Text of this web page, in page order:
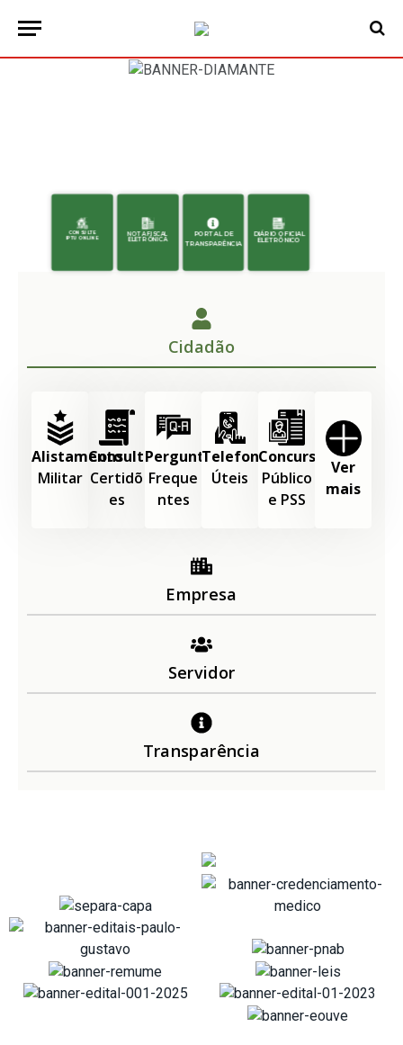
CONSULTE
IPTU ONLINE
NOTA FISCAL
ELETRÔNICA
PORTAL DE
TRANSPARÊNCIA
DIÁRIO OFICIAL
ELETRÔNICO
Cidadão
Empresa
Servidor
Transparência
Alistamento
Militar
Consultar
Certidõ
es
Perguntas
Freque
ntes
Telefones
Úteis
Concurso
Público
e PSS
Ver
mais